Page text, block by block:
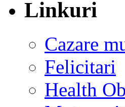
Linkuri
Cazare
Felicitari
Health